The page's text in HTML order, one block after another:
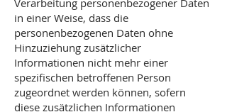
Verarbeitung personenbezogener Daten
in einer Weise, dass die
personenbezogenen Daten ohne
Hinzuziehung zusätzlicher
Informationen nicht mehr einer
spezifischen betroffenen Person
zugeordnet werden können, sofern
diese zusätzlichen Informationen